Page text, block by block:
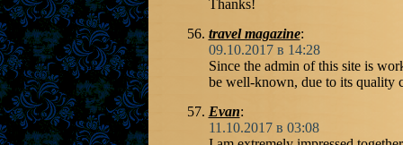
Thanks!
travel magazine:
09.10.2017 в 14:28
Since the admin of this site is
be well-known, due to its quality
Evan:
11.10.2017 в 03:08